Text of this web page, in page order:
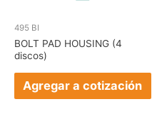
495 BI
BOLT PAD HOUSING (4
discos)
Agregar a cotización